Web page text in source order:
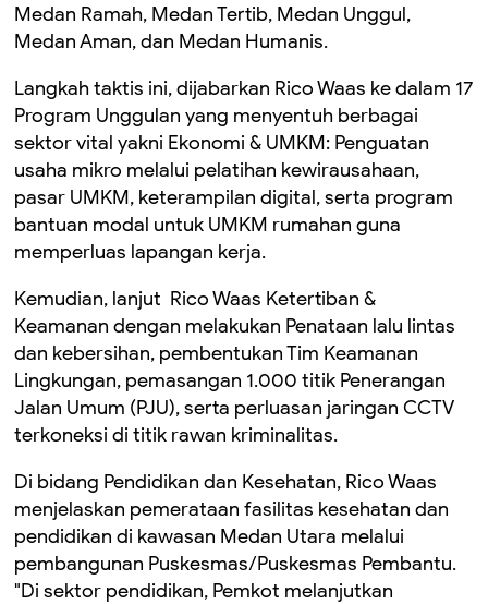
Medan Ramah, Medan Tertib, Medan Unggul,
Medan Aman, dan Medan Humanis.
Langkah taktis ini, dijabarkan Rico Waas ke dalam 17
Program Unggulan yang menyentuh berbagai
sektor vital yakni Ekonomi & UMKM: Penguatan
usaha mikro melalui pelatihan kewirausahaan,
pasar UMKM, keterampilan digital, serta program
bantuan modal untuk UMKM rumahan guna
memperluas lapangan kerja.
Kemudian, lanjut Rico Waas Ketertiban &
Keamanan dengan melakukan Penataan lalu lintas
dan kebersihan, pembentukan Tim Keamanan
Lingkungan, pemasangan 1.000 titik Penerangan
Jalan Umum (PJU), serta perluasan jaringan CCTV
terkoneksi di titik rawan kriminalitas.
Di bidang Pendidikan dan Kesehatan, Rico Waas
menjelaskan pemerataan fasilitas kesehatan dan
pendidikan di kawasan Medan Utara melalui
pembangunan Puskesmas/Puskesmas Pembantu.
"Di sektor pendidikan, Pemkot melanjutkan